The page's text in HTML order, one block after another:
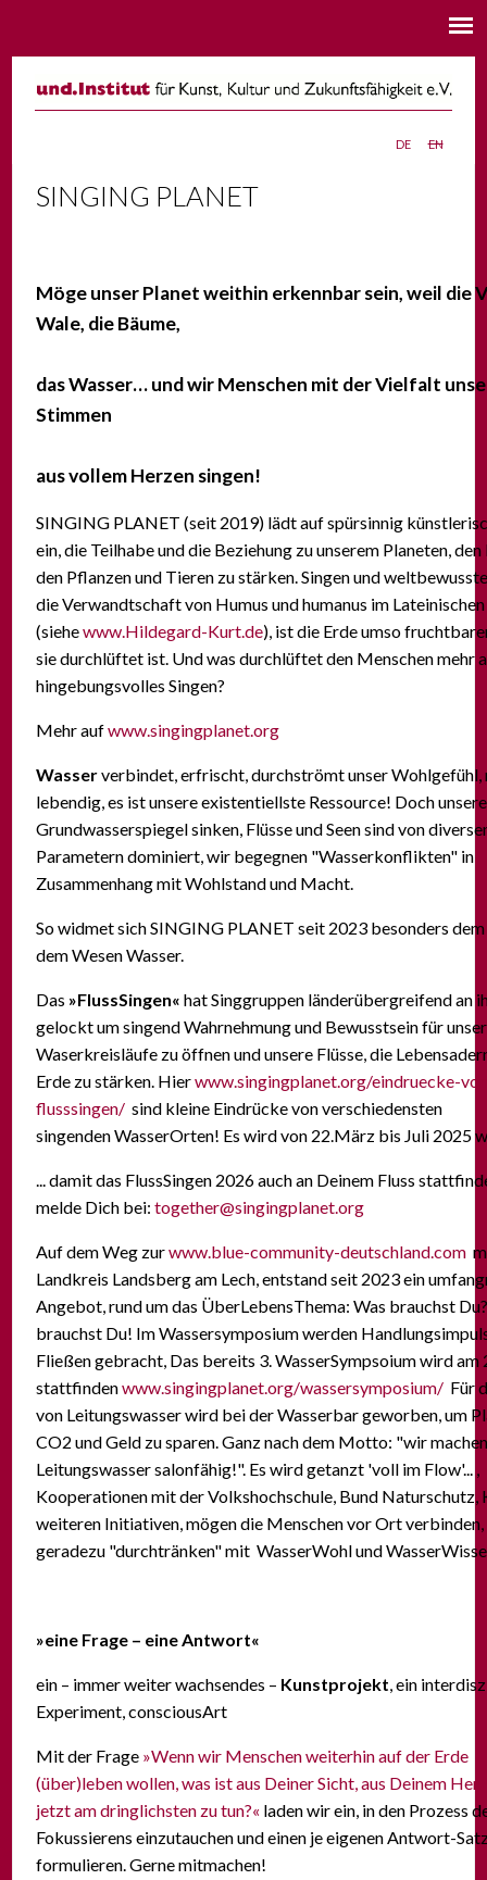
de en
SINGING PLANET
Möge unser Planet weithin erkennbar sein, weil die
Wale, die Bäume,
das Wasser… und wir Menschen mit der Vielfalt
Stimmen
aus vollem Herzen singen!
SINGING PLANET (seit 2019) lädtauf spürsinnig
ein, die Teilhabe und die Beziehung zu unserem Planeten, den
den Pflanzen und Tieren zu stärken.Singen und
die Verwandtschaft von Humus und humanus im
(siehewww.Hildegard-Kurt.de), ist die Erde umso
sie durchlüftet ist. Und was durchlüftet den Menschen mehr
hingebungsvolles Singen?
Mehr aufwww.singingplanet.org
Wasserverbindet, erfrischt, durchströmt unser Wohlgefühl,
lebendig, es ist unsere existentiellste Ressource! Doch unsere
Grundwasserspiegel sinken, Flüsse und Seen sind von
Parametern dominiert, wir begegnen "Wasserkonflikten" in
Zusammenhang mit Wohlstand und Macht.
So widmet sich SINGING PLANET seit 2023 besonders dem
dem Wesen Wasser.
Das »FlussSingen« hat Singgruppen länderübergreifend an
gelockt um singend Wahrnehmung und Bewusstsein für
Waserkreisläufe zu öffnen und unsere Flüsse, die
Erde zu stärken. Hierwww.singingplanet.org/eindruecke-
flusssingen/ sind kleine Eindrücke von verschiedensten
singenden WasserOrten! Es wird von 22.März bis Juli 2025
... damit das FlussSingen 2026 auch an Deinem Fluss
melde Dich bei:together@singingplanet.org
Auf dem Weg zurwww.blue-community-deutschland.com
Landkreis Landsberg am Lech, entstand seit 2023 ein
Angebot, rund um das ÜberLebensThema: Was brauchst
brauchst Du! Im Wassersymposium werden
Fließen gebracht, Das bereits 3. WasserSympsoium wird am
stattfindenwww.singingplanet.org/wassersymposium/ Für
von Leitungswasser wird bei der Wasserbar geworben, um
CO2 und Geld zu sparen. Ganz nach dem Motto: "wir
Leitungswasser salonfähig!". Es wird getanzt 'voll im Flow'... ,
Kooperationen mit der Volkshochschule, Bund Naturschutz,
weiteren Initiativen, mögen die Menschen vor Ort
geradezu "durchtränken" mit WasserWohl und
»eine Frage – eine Antwort«
ein – immer weiter wachsendes – Kunstprojekt, ein
Experiment, consciousArt
Mit der Frage »Wenn wir Menschen weiterhin auf der Erde
(über)leben wollen, was ist aus Deiner Sicht, aus Deinem
jetzt am dringlichsten zu tun?« laden wir ein, in den Prozess
Fokussierens einzutauchen und einen je eigenen Antwort-
formulieren. Gerne mitmachen!